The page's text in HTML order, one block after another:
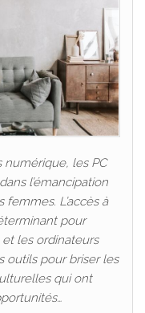
les PC
l’émancipation
L’accès à
pour
les ordinateurs
outils pour briser les
qui ont